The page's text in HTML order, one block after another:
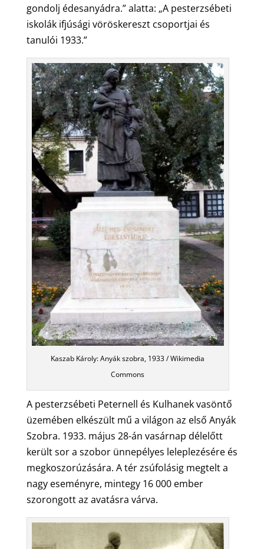
gondolj édesanyádra.” alatta: „A pesterzsébeti
iskolák ifjúsági vöröskereszt csoportjai és
tanulói 1933.”
Kaszab Károly: Anyák szobra, 1933 / Wikimedia
Commons
A pesterzsébeti Peternell és Kulhanek vasöntő
üzemében elkészült mű a világon az első Anyák
Szobra. 1933. május 28-án vasárnap délelőtt
került sor a szobor ünnepélyes leleplezésére és
megkoszorúzására. A tér zsúfolásig megtelt a
nagy eseményre, mintegy 16 000 ember
szorongott az avatásra várva.